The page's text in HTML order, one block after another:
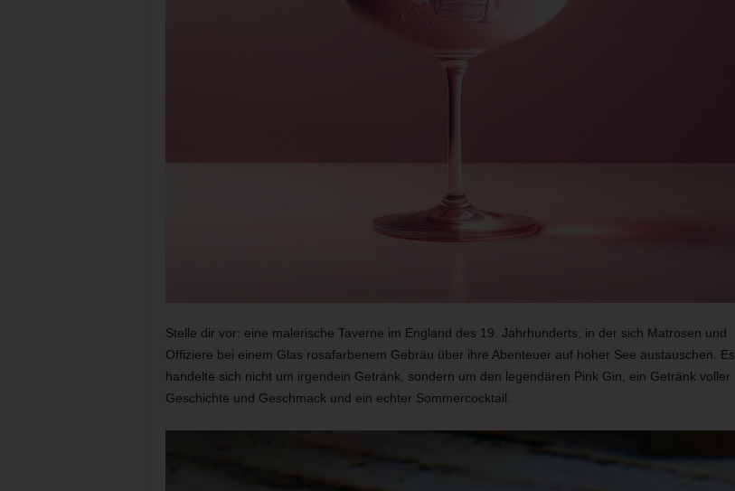
Stelle dir vor: eine malerische Taverne im England des 19. Jahrhunderts, in der sich Matrosen und
Offiziere bei einem Glas rosafarbenem Gebräu über ihre Abenteuer auf hoher See austauschen. Es
handelte sich nicht um irgendein Getränk, sondern um den legendären Pink Gin, ein Getränk voller
Geschichte und Geschmack und ein echter Sommercocktail.